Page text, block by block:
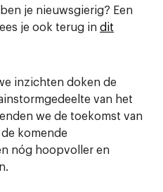
je nieuwsgierig? Een
je ook terug in dit
inzichten doken de
van het
we de toekomst van
komende
nóg hoopvoller en